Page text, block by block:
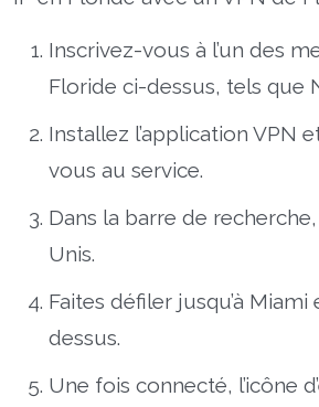
Inscrivez-vous à l’un des
Floride ci-dessus, tels que
Installez l’application VPN
vous au service.
Dans la barre de
Unis.
Faites défiler jusqu’à Miami
dessus.
Une fois connecté, l’icône